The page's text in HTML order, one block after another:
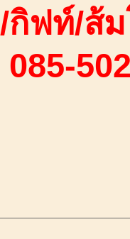
/กิฟท์/ส้
085-